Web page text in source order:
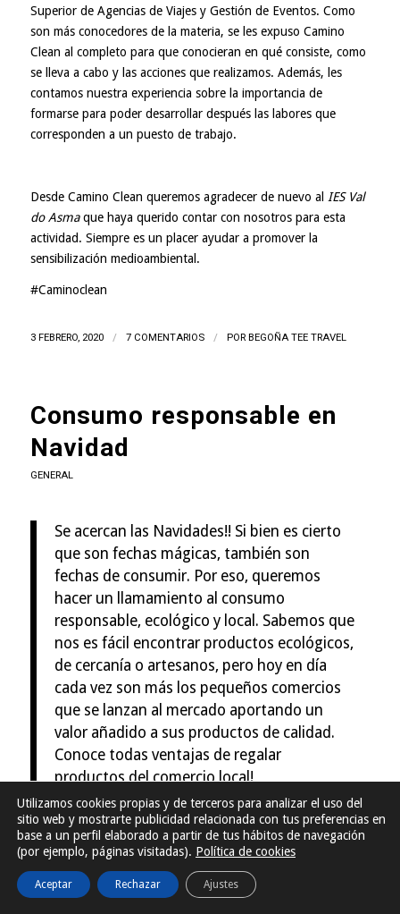
Superior de Agencias de Viajes y Gestión de Eventos. Como
son más conocedores de la materia, se les expuso Camino
Clean al completo para que conocieran en qué consiste, como
se lleva a cabo y las acciones que realizamos. Además, les
contamos nuestra experiencia sobre la importancia de
formarse para poder desarrollar después las labores que
corresponden a un puesto de trabajo.
Desde Camino Clean queremos agradecer de nuevo al
IES Val
do Asmaque haya querido contar con nosotros para esta
actividad. Siempre es un placer ayudar a promover la
sensibilización medioambiental.
#Caminoclean
3 FEBRERO, 2020 / 7 COMENTARIOS / POR BEGOÑA TEE TRAVEL
Consumo responsable en
Navidad
GENERAL
Se acercan las Navidades!! Si bien es cierto
que son fechas mágicas, también son
fechas de consumir. Por eso, queremos
hacer un llamamiento al consumo
responsable, ecológico y local. Sabemos que
nos es fácil encontrar productos ecológicos,
de cercanía o artesanos, pero hoy en día
cada vez son más los pequeños comercios
que se lanzan al mercado aportando un
valor añadido a sus productos de calidad.
Conoce todas ventajas de regalar
productos del comercio local!
Utilizamos cookies propias y de terceros para analizar el uso del
sitio web y mostrarte publicidad relacionada con tus preferencias en
base a un perfil elaborado a partir de tus hábitos de navegación
(por ejemplo, páginas visitadas). Política de cookies
Aceptar Rechazar Ajustes